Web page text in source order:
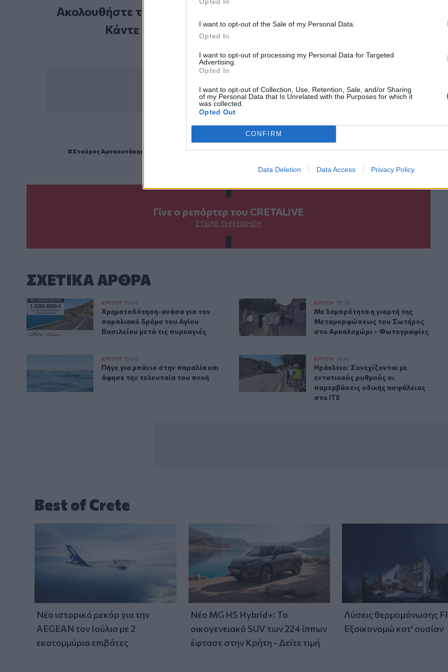
I want to opt-out of the Sale of my Personal Data.
Opted In
I want to opt-out of processing my Personal Data for Targeted
Advertising.
Opted In
I want to opt-out of Collection, Use, Retention, Sale, and/or Sharing
of my Personal Data that Is Unrelated with the Purposes for which it
was collected.
Opted Out
CONFIRM
Data Deletion Data Access Privacy Policy
Ακολουθήστε το Cretalive στο
Κάντε εγγραφή στο κανάλι μας στο YouTube
ΣΧΕΤΙΚΆ TAGS
Σταύρος Αρναουτάκης
Γιώργος Μαρινάκης Μεταναστευτικό Κρήτη Κλειστή Δομή Θάνος Πλεύρης
Γίνε ο ρεπόρτερ του CRETALIVE
ΣΤΕΊΛΕ ΤΗΝ ΕΊΔΗΣΗ
ΣΧΕΤΙΚA AΡΘΡΑ
Χρηματοδότηση-ανάσα για τον παραλιακό δρόμο του Αγίου Βασιλείου μετά τις πυρκαγιές
ΚΡΗΤΗ 15:44
Χρηματοδότηση-ανάσα για τον παραλιακό δρόμο του Αγίου Βασιλείου μετά τις πυρκαγιές
Χρηματοδότηση-ανάσα για τον
παραλιακό δρόμο του Αγίου
Βασιλείου μετά τις πυρκαγιές
Το Αρκαλοχώρι γιόρτασε τον Προστάτη και
ΚΡΗΤΗ 15:36
Με λαμπρότητα η γιορτή της
Με λαμπρότητα η γιορτή της
Μεταμορφώσεως του Σωτήρος
στο Αρκαλοχώρι - Φωτογραφίες
Χανιά: Άφησε την τελευταία του πνοή ενώ είχε πάει για μπάνιο
ΚΡΗΤΗ 15:05
Πήγε για μπάνιο στην παραλία και άφησε την τελευταία του πνοή
Πήγε για μπάνιο στην παραλία και
άφησε την τελευταία του πνοή
Με εντατικούς ρυθμούς προχωράνε τα έργα οδικής
ΚΡΗΤΗ 14:47
Ηράκλειο: Συνεχίζονται με
Ηράκλειο: Συνεχίζονται με
εντατικούς ρυθμούς οι
παρεμβάσεις οδικής ασφάλειας
στο ΙΤΕ
Best of Crete
Νέο ιστορικό ρεκόρ για την
AEGEAN τον Ιούλιο με 2
εκατομμύρια επιβάτες
Νέο MG HS Hybrid+: Το
οικογενειακό SUV των 224 ίππων
έφτασε στην Κρήτη - Δείτε τιμή
Λύσεις θερμομόνωσης
Εξοικονομώ κατ' ουσίαν